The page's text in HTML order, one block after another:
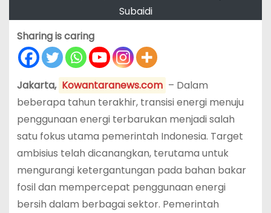
Subaidi
Sharing is caring
Jakarta, Kowantaranews.com – Dalam
beberapa tahun terakhir, transisi energi menuju
penggunaan energi terbarukan menjadi salah
satu fokus utama pemerintah Indonesia. Target
ambisius telah dicanangkan, terutama untuk
mengurangi ketergantungan pada bahan bakar
fosil dan mempercepat penggunaan energi
bersih dalam berbagai sektor. Pemerintah